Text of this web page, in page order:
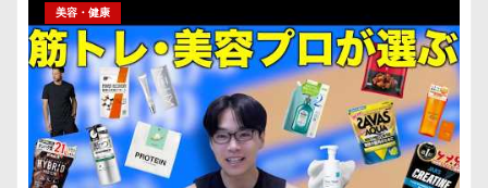
美容・健康